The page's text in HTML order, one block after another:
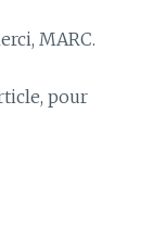
MARC.
pour